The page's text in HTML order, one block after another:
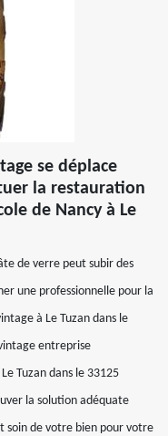
se déplace
la restauration
de Nancy à Le
de verre peut subir des
une professionnelle pour la
à Le Tuzan dans le
entreprise
Tuzan dans le 33125
la solution adéquate
soin de votre bien pour votre